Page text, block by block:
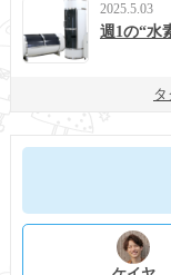
2025.5.03
週1の“水